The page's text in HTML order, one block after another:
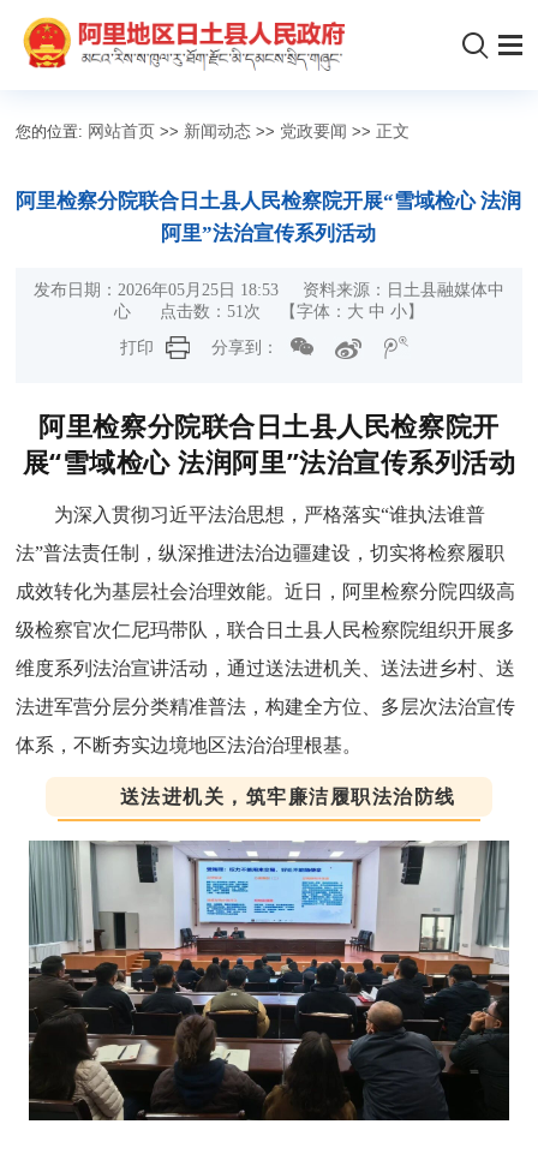
您的位置: 网站首页 >> 新闻动态 >> 党政要闻 >> 正文
阿里检察分院联合日土县人民检察院开展“雪域检心 法润
阿里”法治宣传系列活动
发布日期：2026年05月25日 18:53 资料来源：日土县融媒体中
心 点击数： 51次 【字体： 大 中 小】
打印
分享到：
阿里检察分院联合日土县人民检察院开
展“雪域检心 法润阿里”法治宣传系列活动
为深入贯彻习近平法治思想，严格落实“谁执法谁普
法”普法责任制，纵深推进法治边疆建设，切实将检察履职
成效转化为基层社会治理效能。近日，阿里检察分院四级高
级检察官次仁尼玛带队，联合日土县人民检察院组织开展多
维度系列法治宣讲活动，通过送法进机关、送法进乡村、送
法进军营分层分类精准普法，构建全方位、多层次法治宣传
体系，不断夯实边境地区法治治理根基。
送法进机关，筑牢廉洁履职法治防线